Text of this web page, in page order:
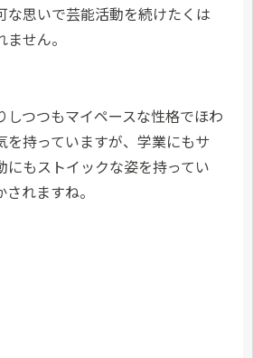
な思いで芸能活動を続けたくは
せん。
しつつもマイペースな性格でほわ
を持っていますが、学業にもサ
にもストイックな姿を持ってい
れますね。